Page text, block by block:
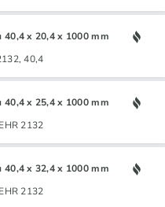
x 20,4 x 1000 mm
40,4
x 25,4 x 1000 mm
2132
x 32,4 x 1000 mm
2132